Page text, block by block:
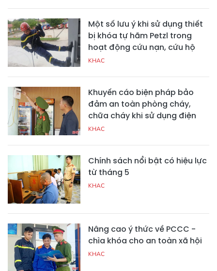
Một số lưu ý khi sử dụng thiết
bị khóa tự hãm Petzl trong
hoạt động cứu nạn, cứu hộ
KHAC
Khuyến cáo biện pháp bảo
đảm an toàn phòng cháy,
chữa cháy khi sử dụng điện
KHAC
Chính sách nổi bật có hiệu lực
từ tháng 5
KHAC
Nâng cao ý thức về PCCC -
chìa khóa cho an toàn xã hội
KHAC